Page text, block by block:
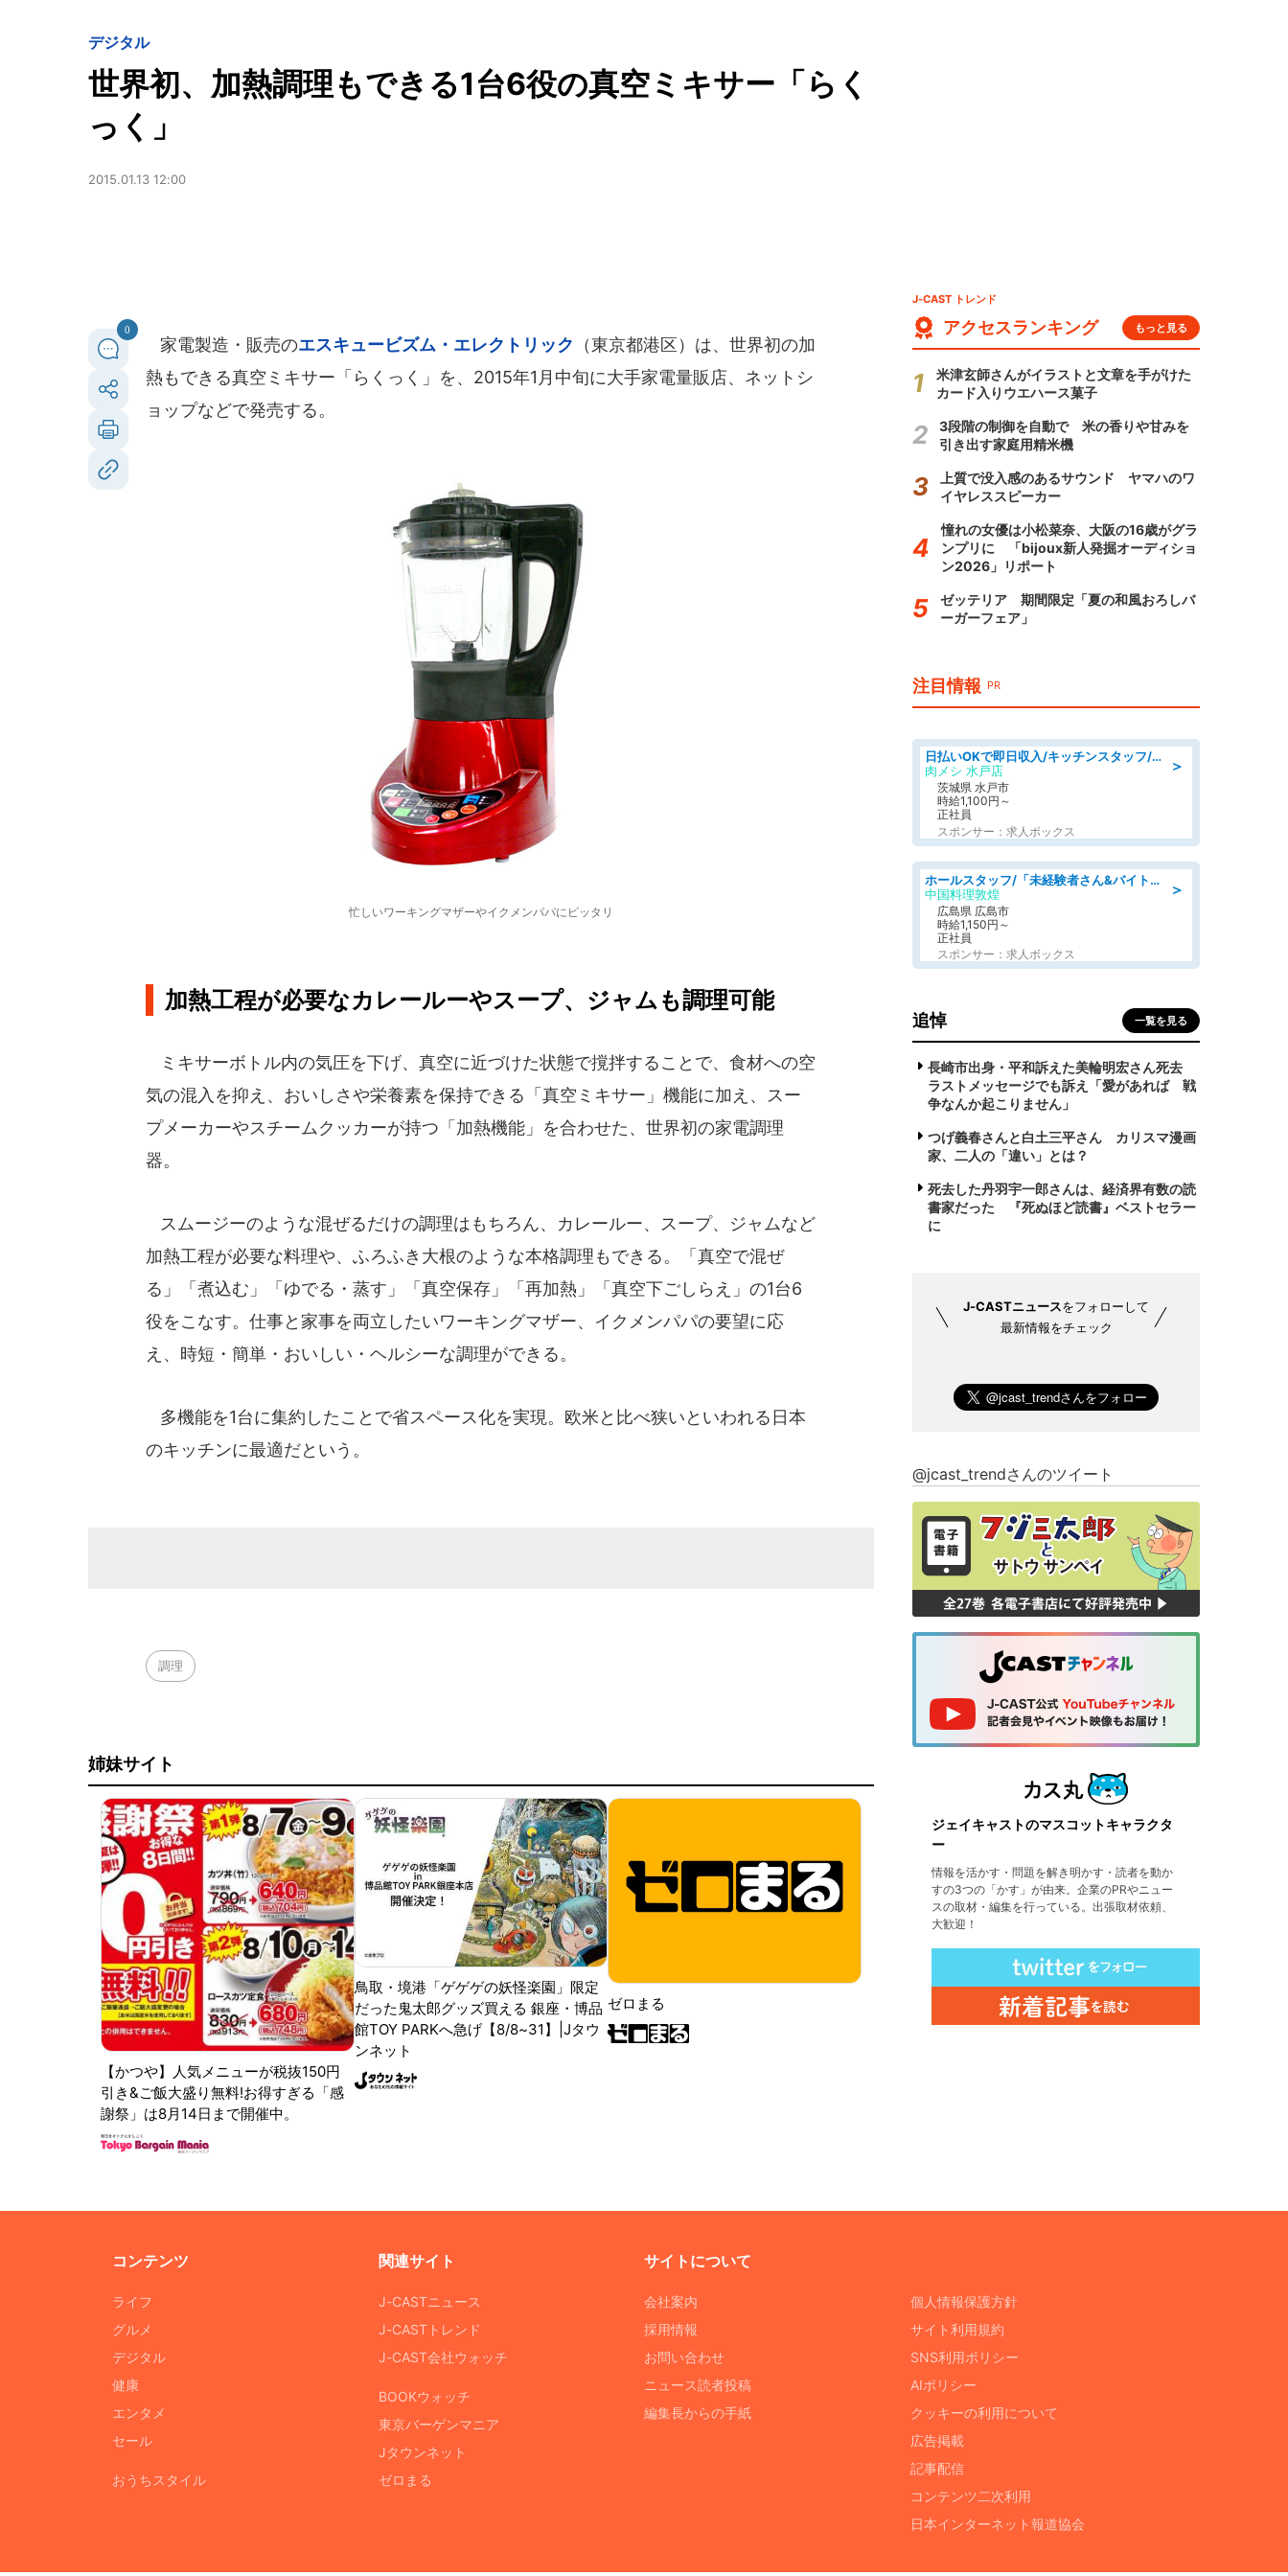
デジタル
世界初、加熱調理もできる1台6役の真空ミキサー「らく
っく」
2015.01.13 12:00
0
家電製造・販売のエスキュービズム・エレクトリック （東京都港区）は、世界初の加
熱もできる真空ミキサー「らくっく」を、2015年1月中旬に大手家電量販店、ネットシ
ョップなどで発売する。
忙しいワーキングマザーやイクメンパパにピッタリ
加熱工程が必要なカレールーやスープ、ジャムも調理可能
ミキサーボトル内の気圧を下げ、真空に近づけた状態で撹拌することで、食材への空
気の混入を抑え、おいしさや栄養素を保持できる「真空ミキサー」機能に加え、スー
プメーカーやスチームクッカーが持つ「加熱機能」を合わせた、世界初の家電調理
器。
スムージーのような混ぜるだけの調理はもちろん、カレールー、スープ、ジャムなど
加熱工程が必要な料理や、ふろふき大根のような本格調理もできる。「真空で混ぜ
る」「煮込む」「ゆでる・蒸す」「真空保存」「再加熱」「真空下ごしらえ」の1台6
役をこなす。仕事と家事を両立したいワーキングマザー、イクメンパパの要望に応
え、時短・簡単・おいしい・ヘルシーな調理ができる。
多機能を1台に集約したことで省スペース化を実現。欧米と比べ狭いといわれる日本
のキッチンに最適だという。
調理
姉妹サイト
【かつや】人気メニューが税抜150円
引き&ご飯大盛り無料!お得すぎる「感
謝祭」は8月14日まで開催中。
鳥取・境港「ゲゲゲの妖怪楽園」限定
だった鬼太郎グッズ買える 銀座・博品
館TOY PARKへ急げ【8/8~31】|Jタウ
ンネット
ゼロまる
J-CAST トレンド
アクセスランキング もっと見る
米津玄師さんがイラストと文章を手がけた
カード入りウエハース菓子
3段階の制御を自動で 米の香りや甘みを
引き出す家庭用精米機
上質で没入感のあるサウンド ヤマハのワ
イヤレススピーカー
憧れの女優は小松菜奈、大阪の16歳がグラ
ンプリに 「bijoux新人発掘オーディショ
ン2026」リポート
ゼッテリア 期間限定「夏の和風おろしバ
ーガーフェア」
注目情報 PR
＞
日払いOKで即日収入/キッチンスタッフ/「原付免許必須」デリバリー業務など、自己成長可能な幅広い仕事に挑戦!髪型自由&ピアス・ネイルOK/茨城県/水戸市
肉メシ 水戸店
茨城県 水戸市
時給1,100円～
正社員
スポンサー：求人ボックス
＞
ホールスタッフ/「未経験者さん&バイトデビューも大歓迎」残業ほぼなし×1日3時間〜勤務OK!フォロー体制も充実/広島県/広島市南区
中国料理敦煌
広島県 広島市
時給1,150円～
正社員
スポンサー：求人ボックス
追悼 一覧を見る
長崎市出身・平和訴えた美輪明宏さん死去
ラストメッセージでも訴え「愛があれば 戦
争なんか起こりません」
つげ義春さんと白土三平さん カリスマ漫画
家、二人の「違い」とは？
死去した丹羽宇一郎さんは、経済界有数の読
書家だった 『死ぬほど読書』ベストセラー
に
J-CASTニュースをフォローして
最新情報をチェック
@jcast_trendさんのツイート
ジェイキャストのマスコットキャラクタ
ー
情報を活かす・問題を解き明かす・読者を動か
すの3つの「かす」が由来。企業のPRやニュー
スの取材・編集を行っている。出張取材依頼、
大歓迎！
コンテンツ
ライフ
グルメ
デジタル
健康
エンタメ
セール
おうちスタイル
関連サイト
J-CASTニュース
J-CASTトレンド
J-CAST会社ウォッチ
BOOKウォッチ
東京バーゲンマニア
Jタウンネット
ゼロまる
サイトについて
会社案内
採用情報
お問い合わせ
ニュース読者投稿
編集長からの手紙
個人情報保護方針
サイト利用規約
SNS利用ポリシー
AIポリシー
クッキーの利用について
広告掲載
記事配信
コンテンツ二次利用
日本インターネット報道協会